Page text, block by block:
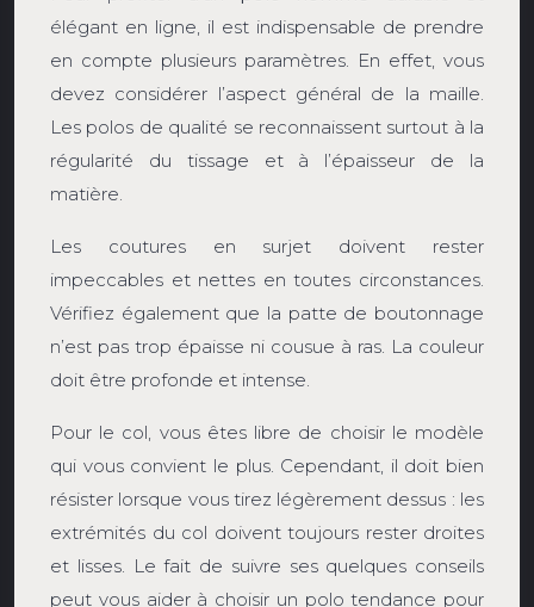
élégant en ligne, il est indispensable de prendre
en compte plusieurs paramètres. En effet, vous
devez considérer l’aspect général de la maille.
Les polos de qualité se reconnaissent surtout à la
régularité du tissage et à l’épaisseur de la
matière.
Les coutures en surjet doivent rester
impeccables et nettes en toutes circonstances.
Vérifiez également que la patte de boutonnage
n’est pas trop épaisse ni cousue à ras. La couleur
doit être profonde et intense.
Pour le col, vous êtes libre de choisir le modèle
qui vous convient le plus. Cependant, il doit bien
résister lorsque vous tirez légèrement dessus : les
extrémités du col doivent toujours rester droites
et lisses. Le fait de suivre ses quelques conseils
peut vous aider à choisir un polo tendance pour